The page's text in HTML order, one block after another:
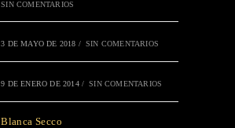
SIN COMENTARIOS
3 DE MAYO DE 2018 / SIN COMENTARIOS
9 DE ENERO DE 2014 / SIN COMENTARIOS
Blanca Secco